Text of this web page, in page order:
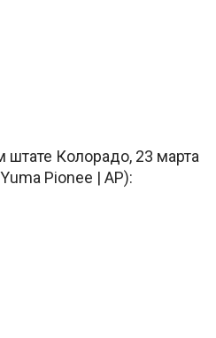
Колорадо, 23 марта
Pionee | AP):